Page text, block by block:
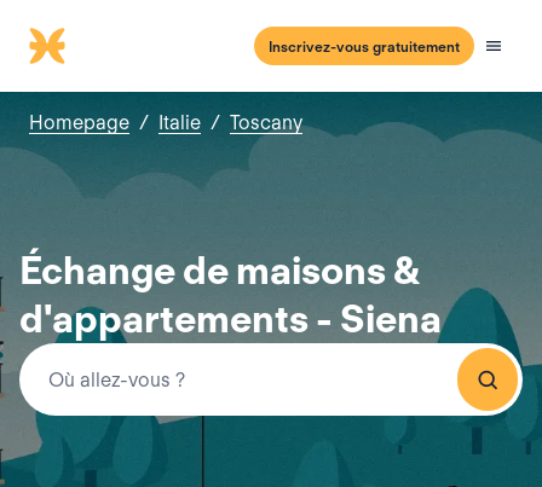
Inscrivez-vous gratuitement
Homepage / Italie / Toscany
Échange de maisons &
d'appartements - Siena